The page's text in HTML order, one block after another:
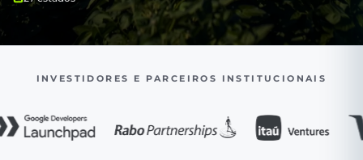
INVESTIDORES E PARCEIROS INSTITUCIONAIS